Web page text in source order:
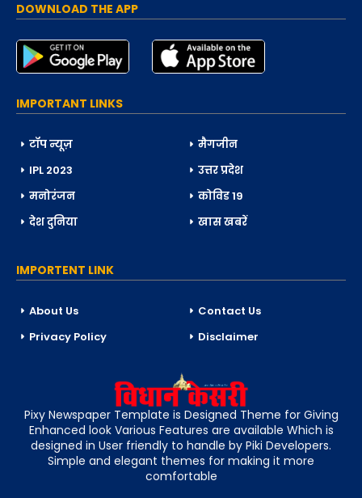
DOWNLOAD THE APP
IMPORTANT LINKS
टॉप न्यूज़
मैगजीन
IPL 2023
उत्तर प्रदेश
मनोरंजन
कोविड 19
देश दुनिया
खास खबरें
IMPORTENT LINK
About Us
Contact Us
Privacy Policy
Disclaimer
Pixy Newspaper Template is Designed Theme for Giving
Enhanced look Various Features are available Which is
designed in User friendly to handle by Piki Developers.
Simple and elegant themes for making it more
comfortable